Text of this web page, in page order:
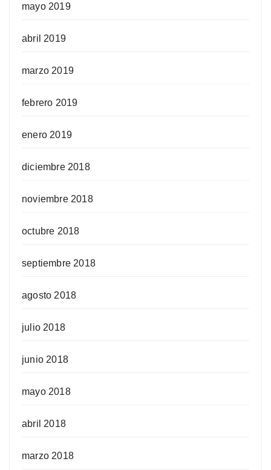
mayo 2019
abril 2019
marzo 2019
febrero 2019
enero 2019
diciembre 2018
noviembre 2018
octubre 2018
septiembre 2018
agosto 2018
julio 2018
junio 2018
mayo 2018
abril 2018
marzo 2018